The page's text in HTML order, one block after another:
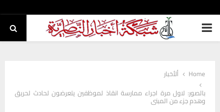
PRIMARY
Home
ألأخبار
بالصور: لاول مرة اجراء ممارسة انقاذ لموظفين يتعرضون لحادث لحريق
وهدم جزء من المبنى